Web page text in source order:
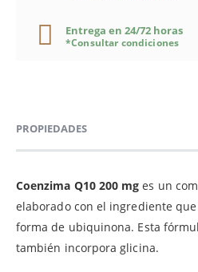
Entrega en 24/72 horas
*Consultar condiciones
PROPIEDADES
Coenzima Q10 200 mges un
elaborado con el ingrediente
forma de ubiquinona. Esta
también incorpora glicina.